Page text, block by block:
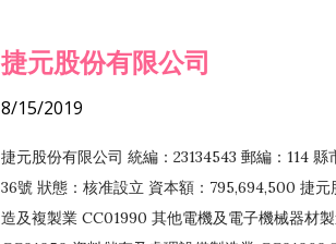
捷元股份有限公司
8/15/2019
捷元股份有限公司 統編：23134543 郵編：114
36號 狀態：核准設立 資本額：795,694,500 捷
造及複製業 CC01990 其他電機及電子機械器材